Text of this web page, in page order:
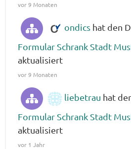
vor 9 Monaten
ondics hat den
Formular Schrank Stadt
aktualisiert
vor 9 Monaten
liebetrau hat
Formular Schrank Stadt
aktualisiert
vor 1 Jahr